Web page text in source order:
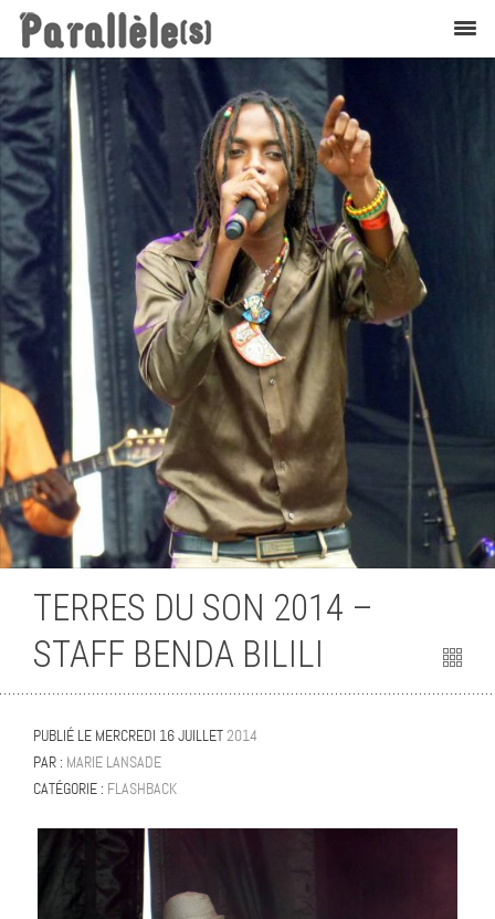
Flashback
TERRES DU SON 2014 –
STAFF BENDA BILILI
PUBLIÉ LE MERCREDI 16 JUILLET2014
PAR : MARIE LANSADE
CATÉGORIE : FLASHBACK